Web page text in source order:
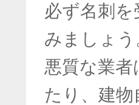
必ず名刺
みましょう
悪質な業
たり、建